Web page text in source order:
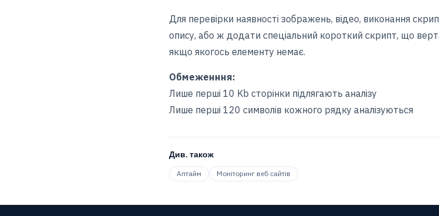
Для перевірки наявності зображень, відео, виконання
опису, або ж додати спеціальний короткий скрипт, що
якщо якогось елементу немає.
Обмеженння:
Лише перші 10 Kb сторінки підлягають аналізу
Лише перші 120 символів кожного рядку аналізуються
Див. також
Аптайм Моніторинг веб сайтів